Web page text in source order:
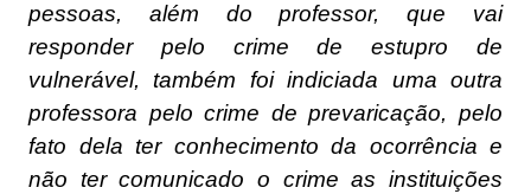
pessoas, além do professor, que vai
responder pelo crime de estupro de
vulnerável, também foi indiciada uma outra
professora pelo crime de prevaricação, pelo
fato dela ter conhecimento da ocorrência e
não ter comunicado o crime as instituições